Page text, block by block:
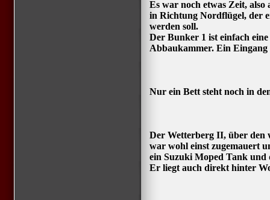
Es war noch etwas Zeit,
in Richtung Nordflügel, der
werden soll.
Der Bunker 1 ist einfach
Abbaukammer. Ein
Nur ein Bett steht noch in
Der Wetterberg II, über den
war wohl einst zugemauert
ein Suzuki Moped Tank und
Er liegt auch direkt hinter